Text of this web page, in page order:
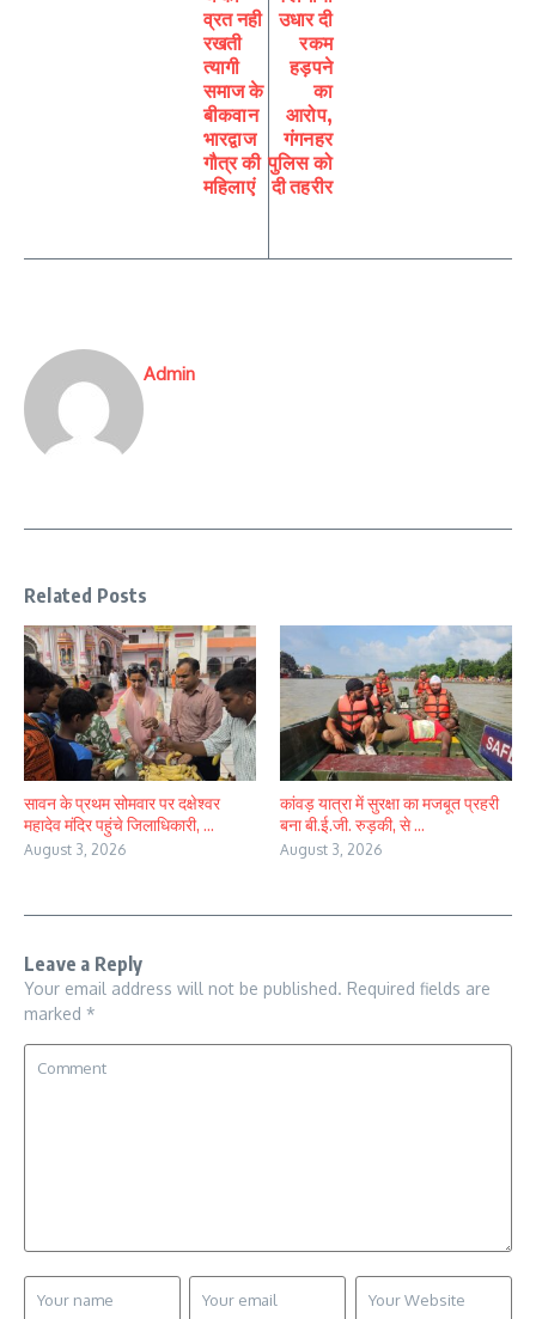
व्रत नही
रखती
त्यागी
समाज के
बीकवान
भारद्वाज
गौत्र की
महिलाएं
उधार दी
रकम
हड़पने
का
आरोप,
गंगनहर
पुलिस को
दी तहरीर
Admin
Related Posts
सावन के प्रथम सोमवार पर दक्षेश्वर
महादेव मंदिर पहुंचे जिलाधिकारी, ...
August 3, 2026
कांवड़ यात्रा में सुरक्षा का मजबूत प्रहरी
बना बी.ई.जी. रुड़की, से ...
August 3, 2026
Leave a Reply
Your email address will not be published. Required fields are
marked *